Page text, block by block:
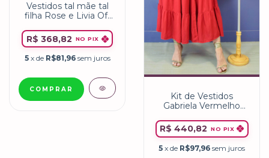
Vestidos tal mãe tal
filha Rose e Livia Off
R$ 368,82
NO PIX
5 x de R$81,96 sem juros
COMPRAR
Kit de Vestidos
Gabriela Vermelho
R$ 440,82
NO PIX
5 x de R$97,96 sem juros